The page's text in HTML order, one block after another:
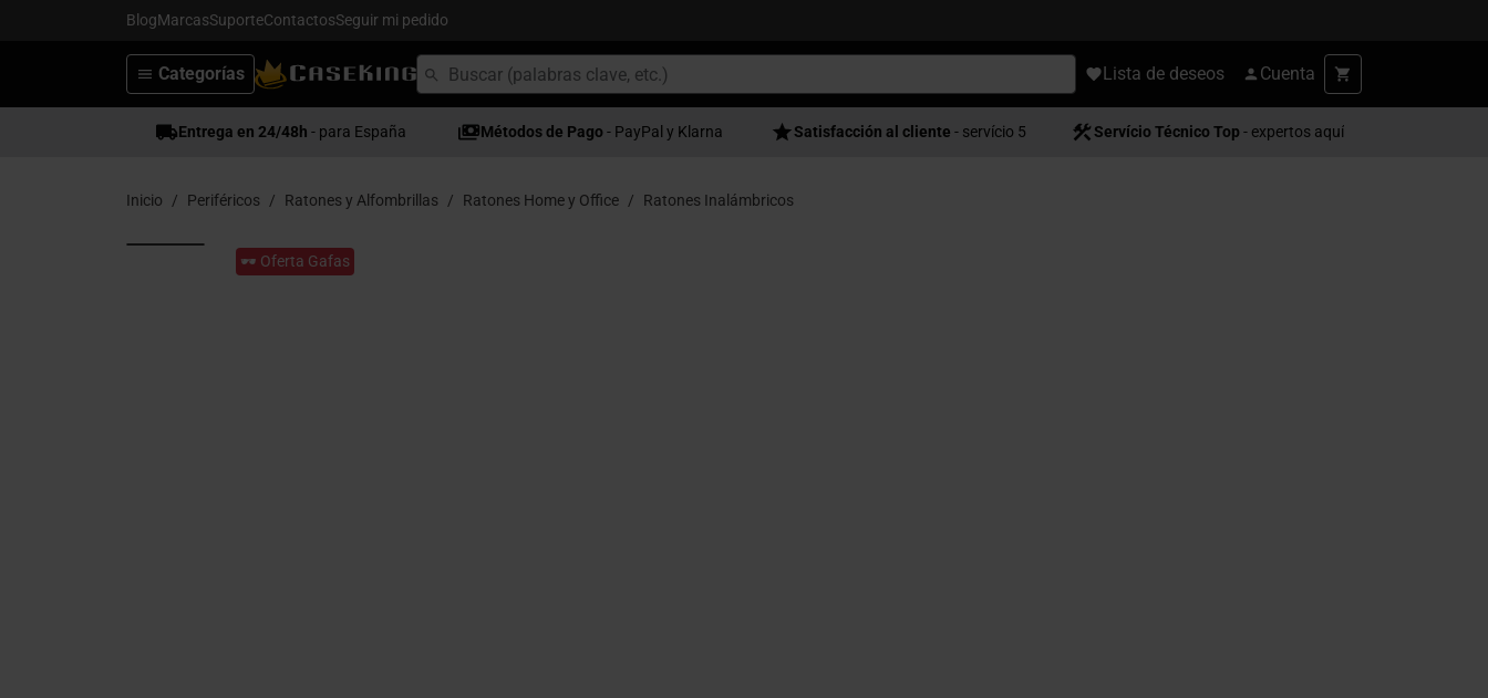
BlogMarcasSuporteContactosSeguir mi pedido
Lista de deseos Cuenta
Categorías
Entrega en 24/48h - para España Métodos de Pago - PayPal y Klarna Satisfacción al cliente - servício 5 Servício Técnico Top - expertos aquí
Inicio Periféricos Ratones y Alfombrillas Ratones Home y Office Ratones Inalámbricos
🕶️ Oferta Gafas